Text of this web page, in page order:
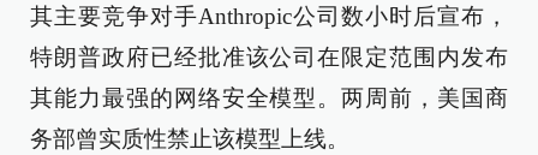
其主要竞争对手Anthropic公司数小时后宣布，
特朗普政府已经批准该公司在限定范围内发布
其能力最强的网络安全模型。两周前，美国商
务部曾实质性禁止该模型上线。